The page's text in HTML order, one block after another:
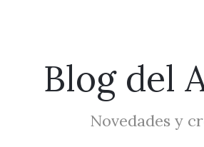
Blog del
Novedades y